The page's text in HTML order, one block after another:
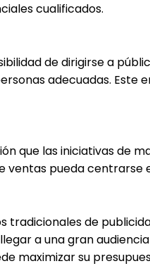
cualificados.
de dirigirse a
adecuadas. Este
que las iniciativas de
ventas pueda centrarse
de
a una gran
maximizar su